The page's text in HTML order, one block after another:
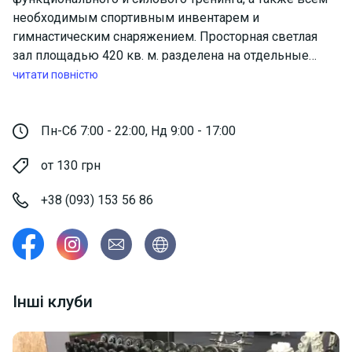
необходимым спортивным инвентарем и
гимнастическим снаряжением. Просторная светлая
зал площадью 420 кв. м. разделена на отдельные
зоны: зону для силовых тренировок, зону для
атлетике и зону отдыха.
Тренажерный зал
Гиревый спорт
Тяжелая атлетика
Зона Кросфит
TRX
читати повністю
Пн-Сб 7:00 - 22:00, Нд 9:00 - 17:00
от 130 грн
+38 (093) 153 56 86
Інші клуби